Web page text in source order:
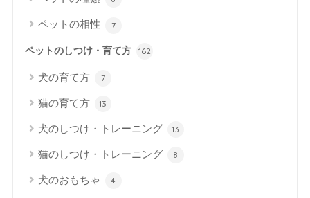
ペットの相性 7
ペットのしつけ・育て方 162
犬の育て方 7
猫の育て方 13
犬のしつけ・トレーニング 13
猫のしつけ・トレーニング 8
犬のおもちゃ 4